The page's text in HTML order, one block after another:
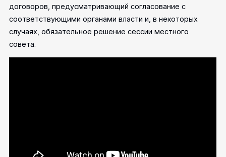
договоров, предусматривающий согласование с
соответствующими органами власти и, в некоторых
случаях, обязательное решение сессии местного
совета.